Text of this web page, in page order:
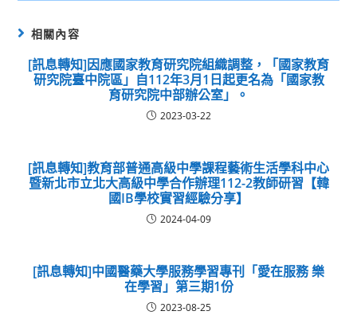
相關內容
[訊息轉知]因應國家教育研究院組織調整，「國家教育
研究院臺中院區」自112年3月1日起更名為「國家教
育研究院中部辦公室」。
2023-03-22
[訊息轉知]教育部普通高級中學課程藝術生活學科中心
暨新北市立北大高級中學合作辦理112-2教師研習【韓
國IB學校實習經驗分享】
2024-04-09
[訊息轉知]中國醫藥大學服務學習專刊「愛在服務 樂
在學習」第三期1份
2023-08-25